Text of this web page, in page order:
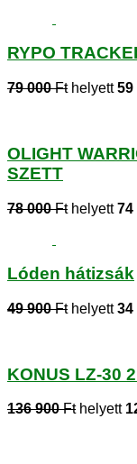
RYPO
79 000 Fthelyett59
OLIGHT
SZETT
78 000 Fthelyett74
Lóden hátizsák
49 900 Fthelyett34
KONUS LZ-30
136 900 Fthelyett